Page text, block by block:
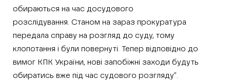
обираються на час досудового
розслідування. Станом на зараз прокуратура
передала справу на розгляд до суду, тому
клопотання і були повернуті. Тепер відповідно до
вимог КПК України, нові запобіжні заходи будуть
обиратись вже під час судового розгляду”.